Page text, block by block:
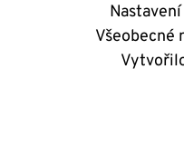
Všeobecné